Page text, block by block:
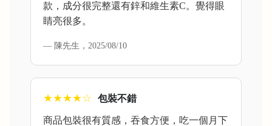
款，成分很完整還有鋅和維生素C。覺得眼
睛亮很多。
— 陳先生，2025/08/10
★★★★☆ 包裝不錯
商品包裝很有質感，吞食方便，吃一個月下